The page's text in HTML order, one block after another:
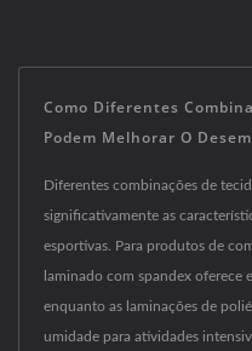
Como Diferentes
Podem Melhorar O
Diferentes combinações de
significativamente as
esportivas. Para produtos de
laminado com spandex oferece
enquanto as laminações de
umidade para atividades